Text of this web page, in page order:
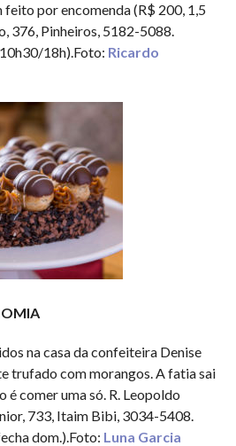
por encomenda (R$ 200, 1,5
376, Pinheiros, 5182-5088.
18h).Foto: Ricardo
na casa da confeiteira Denise
trufado com morangos. A fatia sai
comer uma só. R. Leopoldo
733, Itaim Bibi, 3034-5408.
dom.).Foto: Luna Garcia